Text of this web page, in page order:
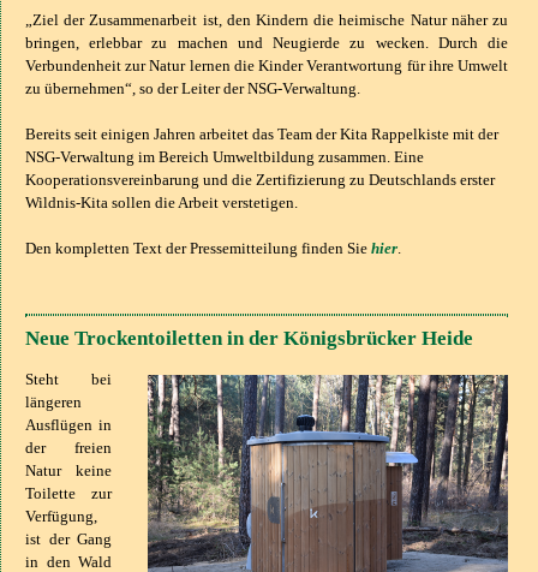
„Ziel der Zusammenarbeit ist, den Kindern die heimische Natur näher zu
bringen, erlebbar zu machen und Neugierde zu wecken. Durch die
Verbundenheit zur Natur lernen die Kinder Verantwortung für ihre Umwelt
zu übernehmen“, so der Leiter der NSG-Verwaltung.
Bereits seit einigen Jahren arbeitet das Team der Kita Rappelkiste mit der
NSG-Verwaltung im Bereich Umweltbildung zusammen. Eine
Kooperationsvereinbarung und die Zertifizierung zu Deutschlands erster
Wildnis-Kita sollen die Arbeit verstetigen.
Den kompletten Text der Pressemitteilung finden Sie hier.
Neue Trockentoiletten in der Königsbrücker Heide
Steht bei
längeren
Ausflügen in
der freien
Natur keine
Toilette zur
Verfügung,
ist der Gang
in den Wald